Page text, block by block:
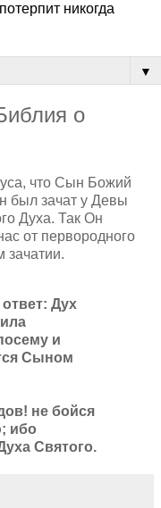
никогда
▼
о
что Сын Божий
был зачат у Девы
Духа. Так Он
от первородного
зачатии.
Дух
и
Сыном
не бойся
ибо
Святого.